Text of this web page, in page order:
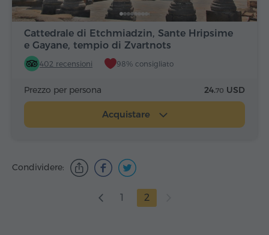
Cattedrale di Etchmiadzin, Sante Hripsime
e Gayane, tempio di Zvartnots
402 recensioni 98% consigliato
Prezzo per persona 24.70 USD
Acquistare
Condividere:
1 2